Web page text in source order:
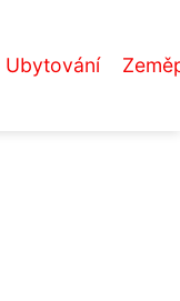
Ubytování